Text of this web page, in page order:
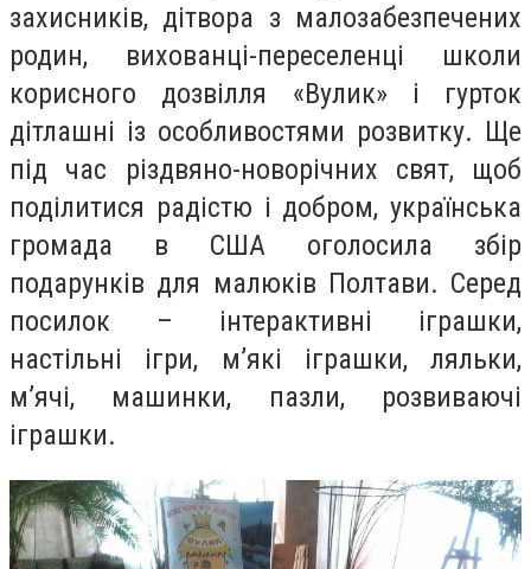
захисників, дітвора з малозабезпечених
родин, вихованці-переселенці школи
корисного дозвілля «Вулик» і гурток
дітлашні із особливостями розвитку. Ще
під час різдвяно-новорічних свят, щоб
поділитися радістю і добром, українська
громада в США оголосила збір
подарунків для малюків Полтави. Серед
посилок – інтерактивні іграшки,
настільні ігри, м’які іграшки, ляльки,
м’ячі, машинки, пазли, розвиваючі
іграшки.